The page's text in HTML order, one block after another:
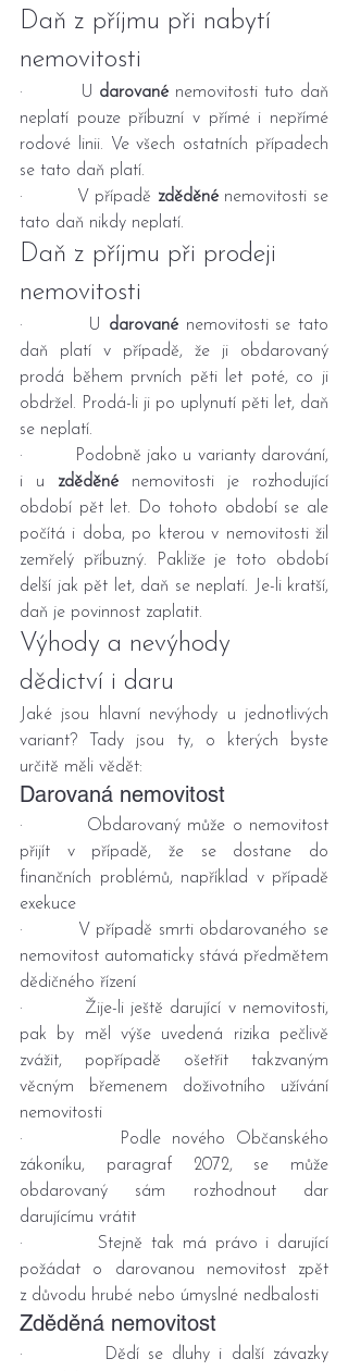
Daň z příjmu při nabytí
nemovitosti
·         U darované nemovitosti tuto daň
neplatí pouze příbuzní v přímé i nepřímé
rodové linii. Ve všech ostatních případech
se tato daň platí.
·         V případě zděděné nemovitosti se
tato daň nikdy neplatí.
Daň z příjmu při prodeji
nemovitosti
·         U darované nemovitosti se tato
daň platí v případě, že ji obdarovaný
prodá během prvních pěti let poté, co ji
obdržel. Prodá-li ji po uplynutí pěti let, daň
se neplatí.
·         Podobně jako u varianty darování,
i u zděděné nemovitosti je rozhodující
období pět let. Do tohoto období se ale
počítá i doba, po kterou v nemovitosti žil
zemřelý příbuzný. Pakliže je toto období
delší jak pět let, daň se neplatí. Je-li kratší,
daň je povinnost zaplatit.
Výhody a nevýhody
dědictví i daru
Jaké jsou hlavní nevýhody u jednotlivých
variant? Tady jsou ty, o kterých byste
určitě měli vědět:
Darovaná nemovitost
·         Obdarovaný může o nemovitost
přijít v případě, že se dostane do
finančních problémů, například v případě
exekuce
·         V případě smrti obdarovaného se
nemovitost automaticky stává předmětem
dědičného řízení
·         Žije-li ještě darující v nemovitosti,
pak by měl výše uvedená rizika pečlivě
zvážit, popřípadě ošetřit takzvaným
věcným břemenem doživotního užívání
nemovitosti
·         Podle nového Občanského
zákoníku, paragraf 2072, se může
obdarovaný sám rozhodnout dar
darujícímu vrátit
·         Stejně tak má právo i darující
požádat o darovanou nemovitost zpět
z důvodu hrubé nebo úmyslné nedbalosti
Zděděná nemovitost
·         Dědí se dluhy i další závazky